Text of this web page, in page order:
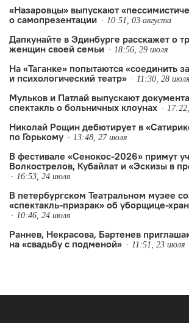
«Назаровцы» выпускают
о самопрезентации
10:51, 03 августа
Дапкунайте в Эдинбурге расскажет о
женщин своей семьи
18:56, 29 июля
На «Таганке» попытаются «соединить
и психологический театр»
11:30, 28 июля
Мульков и Патлай выпускают
спектакль о больничных клоунах
Николай Рощин дебютирует в
по Горькому
13:48, 27 июля
В фестивале «Сенокос-2026» примут
Волкострелов, Кубайлат и «Эскизы в
16:53, 24 июля
В петербургском Театральном музее
«спектакль-призрак» об уборщице-
10:46, 24 июля
Раннев, Некрасова, Бартенев
на «свадьбу с подменой»
11:51, 23 июля